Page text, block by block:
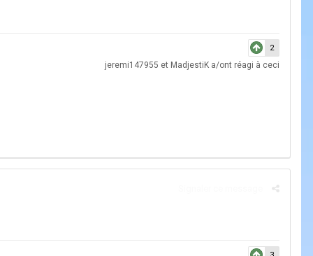
2
jeremi147955 et MadjestiK a/ont réagi à ceci